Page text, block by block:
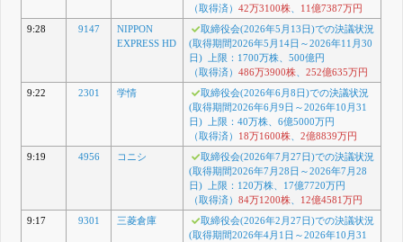
（取得済） 42万3100株、
11億7387万円
9:28
9147
NIPPON
EXPRESS HD
取締役会(2026年5月13日)での決議状況
(取得期間2026年5月14日～2026年11月30
日) 上限：1700万株、500億円
（取得済） 486万3900株、 252億635万円
9:22
2301 学情
取締役会(2026年6月8日)での決議状況
(取得期間2026年6月9日～2026年10月31
日) 上限：40万株、6億5000万円
（取得済）
18万1600株、 2億8839万円
9:19
4956 コニシ
取締役会(2026年7月27日)での決議状況
(取得期間2026年7月28日～2026年7月28
日) 上限：120万株、17億7720万円
（取得済） 84万1200株、
12億4581万円
9:17
9301 三菱倉庫
取締役会(2026年2月27日)での決議状況
(取得期間2026年4月1日～2026年10月31